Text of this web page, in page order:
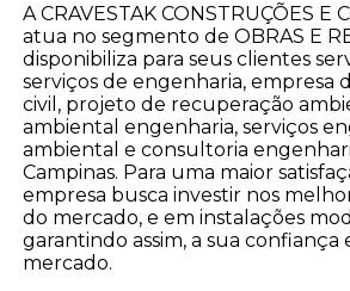
A CRAVESTAK CONSTRUÇÕES E
atua no segmento de OBRAS E
disponibiliza para seus clientes
serviços de engenharia, empresa
civil, projeto de recuperação
ambiental engenharia, serviços
ambiental e consultoria
Campinas. Para uma maior
empresa busca investir nos
do mercado, e em instalações
garantindo assim, a sua confiança
mercado.